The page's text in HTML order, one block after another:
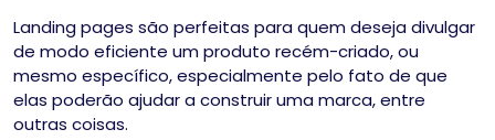
Landing pages são perfeitas para quem deseja divulgar
de modo eficiente um produto recém-criado, ou
mesmo específico, especialmente pelo fato de que
elas poderão ajudar a construir uma marca, entre
outras coisas.